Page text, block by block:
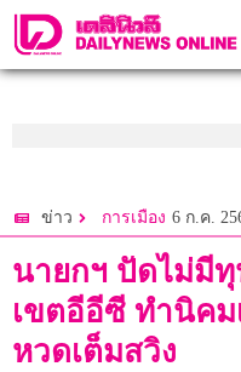
ข่าว การเมือง 6 ก.ค.
นายกฯ ปัดไม่มี
เขตอีอีซี ทำนิค
หวดเต็มสวิง